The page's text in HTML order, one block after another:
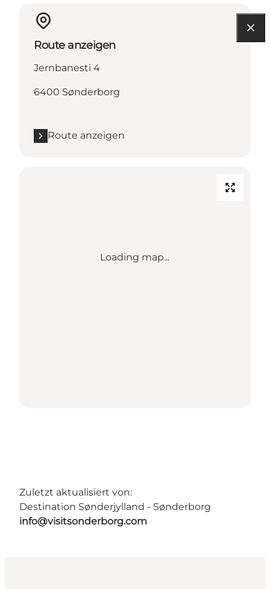
Route anzeigen
Jernbanesti 4
6400 Sønderborg
Route anzeigen
Loading map...
Zuletzt aktualisiert von:
Destination Sønderjylland - Sønderborg
info@visitsonderborg.com